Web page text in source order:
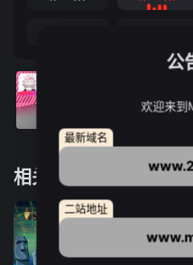
相关推荐
公
欢迎来
最新域名
二站地址